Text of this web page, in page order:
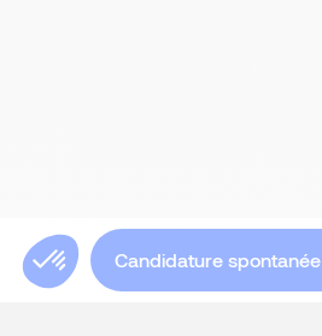
Candidature spontanée